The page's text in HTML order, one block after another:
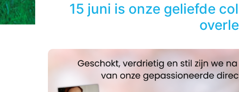
15 juni is onze geliefde